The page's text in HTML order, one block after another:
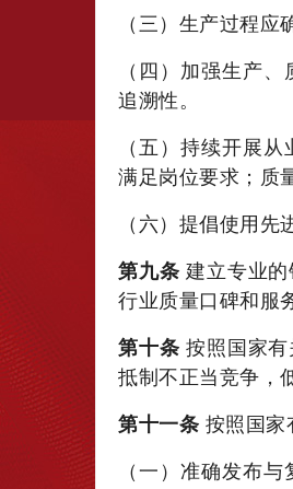
（三）生产过程
（四）加强生产
追溯性。
（五）持续开展
满足岗位要求；质
（六）提倡使用先
第九条 建立专业
行业质量口碑和服
第十条 按照国家
抵制不正当竞争，
第十一条 按照国家
（一）准确发布